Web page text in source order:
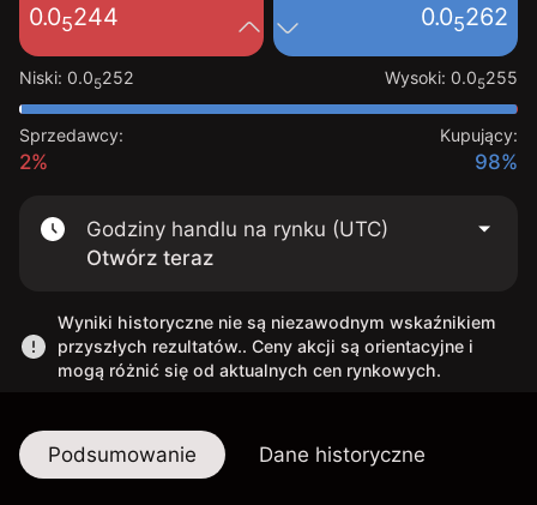
0.05244 0.05262
Niski: 0.05252 Wysoki: 0.05255
Sprzedawcy:
2%
Kupujący:
98%
Godziny handlu na rynku (UTC)
Otwórz teraz
Wyniki historyczne nie są niezawodnym wskaźnikiem
przyszłych rezultatów.. Ceny akcji są orientacyjne i
mogą różnić się od aktualnych cen rynkowych.
Podsumowanie Dane historyczne